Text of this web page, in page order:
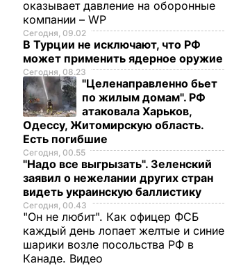
оказывает давление на оборонные
компании – WP
Сегодня, 09.02
В Турции не исключают, что РФ
может применить ядерное оружие
Сегодня, 08.23
"Целенаправленно бьет
по жилым домам". РФ
атаковала Харьков,
Одессу, Житомирскую область.
Есть погибшие
Сегодня, 00.55
"Надо все выгрызать". Зеленский
заявил о нежелании других стран
видеть украинскую баллистику
Сегодня, 00.43
"Он не любит". Как офицер ФСБ
каждый день лопает желтые и синие
шарики возле посольства РФ в
Канаде. Видео